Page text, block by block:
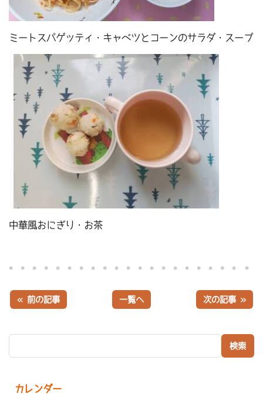
カレンダー
ミートスパゲッティ・キャベツとコーンのサラダ・スープ
中華風おにぎり・お茶
« 前の記事 一覧へ 次の記事 »